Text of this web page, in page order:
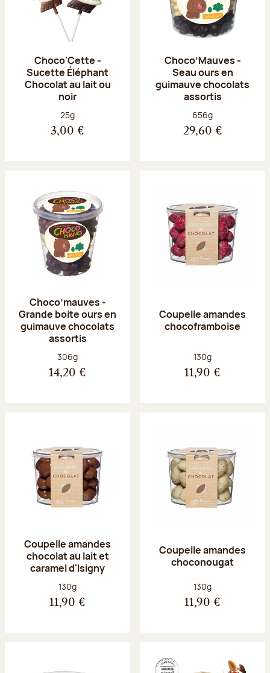
Choco'Cette -
Sucette Éléphant
Chocolat au lait ou
noir
Poids net :
25g
3,00 €
Choco’Mauves -
Seau ours en
guimauve chocolats
assortis
Poids net :
656g
29,60 €
Choco’mauves -
Grande boite ours en
guimauve chocolats
assortis
Poids net :
306g
14,20 €
Coupelle amandes
chocoframboise
Poids net :
130g
11,90 €
Coupelle amandes
chocolat au lait et
caramel d'Isigny
Poids net :
130g
11,90 €
Coupelle amandes
choconougat
Poids net :
130g
11,90 €